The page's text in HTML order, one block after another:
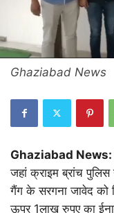
Ghaziabad News
Ghaziabad News:
जहां क्राइम ब्रांच
गैंग के सरगना जावेद को
ऊपर 1लाख रुपए का